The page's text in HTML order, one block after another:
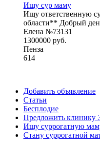
Ищу сур маму
Ищу ответственную
области** Добрый
Елена №73131
1300000 руб.
Пенза
614
Добавить объявление
Статьи
Бесплодие
Предложить
Ищу суррогатную
Стану суррогатной